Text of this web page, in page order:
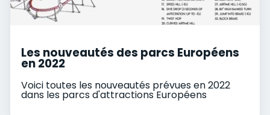
Les nouveautés des parcs Européens
en 2022
Voici toutes les nouveautés prévues en 2022
dans les parcs d'attractions Européens